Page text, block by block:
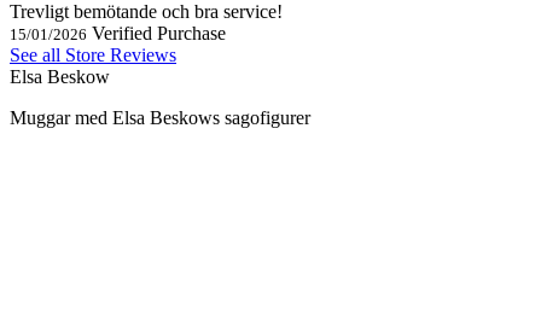
Trevligt bemötande och bra service!
15/01/2026 Verified Purchase
See all Store Reviews
Elsa Beskow
Muggar med Elsa Beskows sagofigurer